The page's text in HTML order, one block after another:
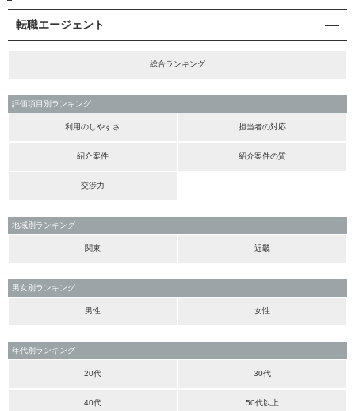
転職エージェント
総合ランキング
評価項目別ランキング
利用のしやすさ 担当者の対応
紹介案件 紹介案件の質
交渉力
地域別ランキング
関東 近畿
男女別ランキング
男性 女性
年代別ランキング
20代 30代
40代 50代以上